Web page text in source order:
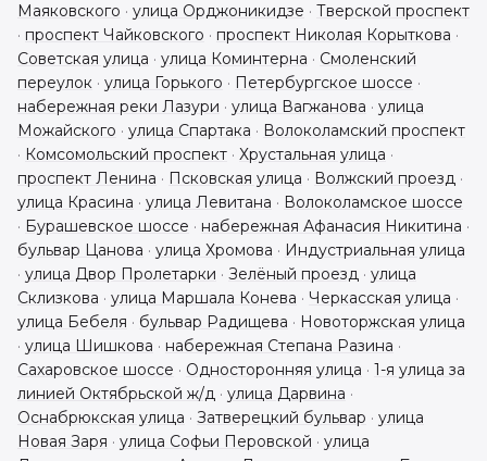
Маяковского · улица Орджоникидзе · Тверской проспект
· проспект Чайковского · проспект Николая Корыткова ·
Советская улица · улица Коминтерна · Смоленский
переулок · улица Горького · Петербургское шоссе ·
набережная реки Лазури · улица Вагжанова · улица
Можайского · улица Спартака · Волоколамский проспект
· Комсомольский проспект · Хрустальная улица ·
проспект Ленина · Псковская улица · Волжский проезд ·
улица Красина · улица Левитана · Волоколамское шоссе
· Бурашевское шоссе · набережная Афанасия Никитина ·
бульвар Цанова · улица Хромова · Индустриальная улица
· улица Двор Пролетарки · Зелёный проезд · улица
Склизкова · улица Маршала Конева · Черкасская улица ·
улица Бебеля · бульвар Радищева · Новоторжская улица
· улица Шишкова · набережная Степана Разина ·
Сахаровское шоссе · Односторонняя улица · 1-я улица за
линией Октябрьской ж/д · улица Дарвина ·
Оснабрюкская улица · Затверецкий бульвар · улица
Новая Заря · улица Софьи Перовской · улица